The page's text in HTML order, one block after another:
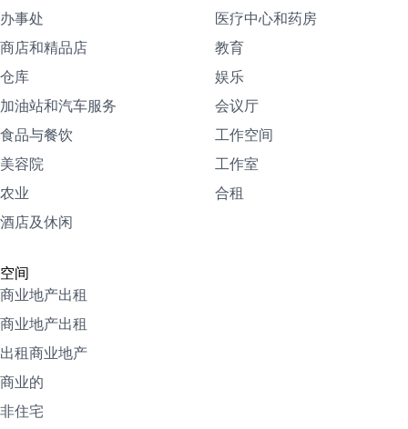
办事处
商店和精品店
仓库
加油站和汽车服务
食品与餐饮
美容院
农业
酒店及休闲
医疗中心和药房
教育
娱乐
会议厅
工作空间
工作室
合租
空间
商业地产出租
商业地产出租
出租商业地产
商业的
非住宅